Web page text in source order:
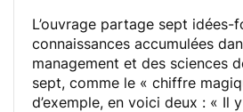
L’ouvrage partage sept idées-
connaissances accumulées
management et des sciences
sept, comme le « chiffre
d’exemple, en voici deux : « Il